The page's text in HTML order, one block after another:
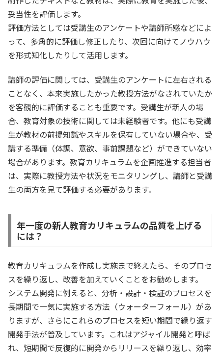
妥当性を評価します。
評価方法としては受講生のアンケートや講師所感などによ
って、多角的に評価し修正したり、次回に向けてノウハウ
を形式知化したりして活用します。
講師の評価に関しては、受講生のアンケートに左右される
ことなく、本来実施したかった教授方法がなされていたか
を客観的に評価することも重要です。受講生が新人の場
合、教育対象の技術に関しては未経験者です。他にも受講
生が教材の前提知識やスキルを保有していない場合や、受
講する準備（体調、意欲、事前課題など）ができていない
場合があります。教育カリキュラムを企画推進する担当者
は、実際に教授方法や状況をモニタリングし、講師と受講
生の両方を見て評価する必要があります。
年一度の新人教育カリキュラムの品質を上げる
には？
教育カリキュラムを作成し実施まで終えたら、そのプロセ
スを繰り返し、改善を加えていくことをお勧めします。
システム開発に例えると、分析・設計・検証のプロセスを
長期間で一気に実施する方法（ウォーターフォール）があ
りますが、さらにこれらのプロセスを短い期間で繰り返す
開発手法が普及しています。これはアジャイル開発と呼ば
れ、短期間で反復的に開発からリリースを繰り返し、効率